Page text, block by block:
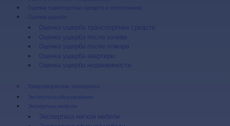
Оценка транспортных средств и спецтехники
Оценка ущерба
Оценка ущерба транспортных средств
Оценка ущерба после залива
Оценка ущерба после пожара
Оценка ущерба квартиры
Оценка ущерба недвижимости
Экспертиза оборудования
Экспертиза мебели
Экспертиза мягкой мебели